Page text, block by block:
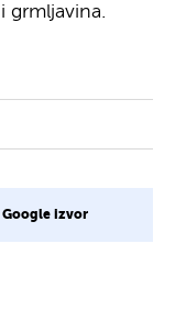
grmljavina.
Google izvor